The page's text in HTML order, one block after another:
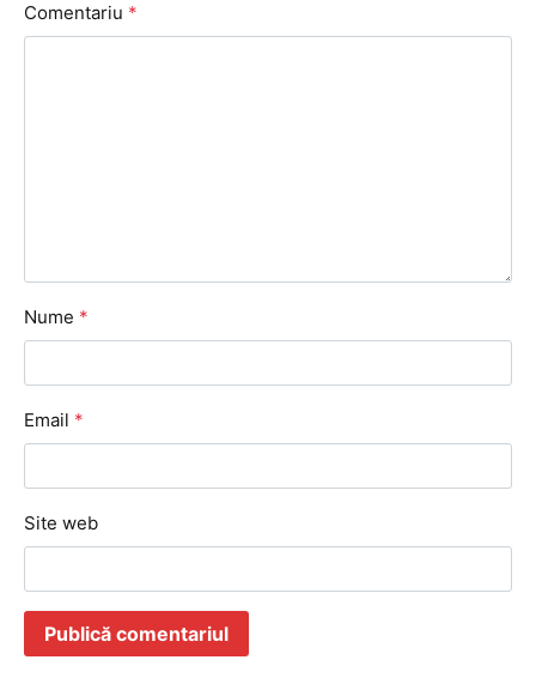
Comentariu *
Nume *
Email *
Site web